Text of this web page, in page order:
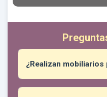
¿Realizan